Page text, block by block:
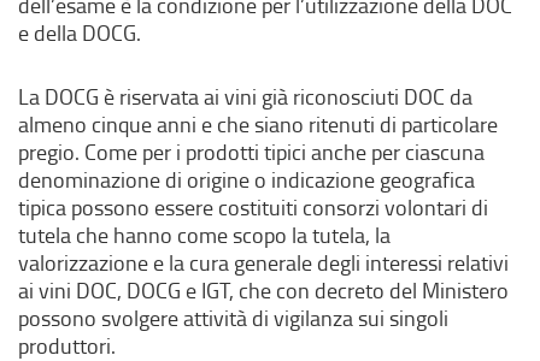
e della DOCG.
La DOCG è riservata ai vini già riconosciuti DOC da
almeno cinque anni e che siano ritenuti di particolare
pregio. Come per i prodotti tipici anche per ciascuna
denominazione di origine o indicazione geografica
tipica possono essere costituiti consorzi volontari di
tutela che hanno come scopo la tutela, la
valorizzazione e la cura generale degli interessi relativi
ai vini DOC, DOCG e IGT, che con decreto del Ministero
possono svolgere attività di vigilanza sui singoli
produttori.